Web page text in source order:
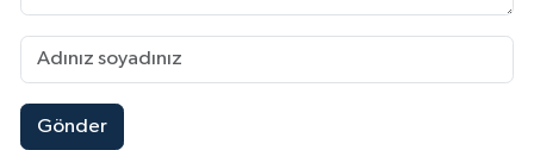
Gönder